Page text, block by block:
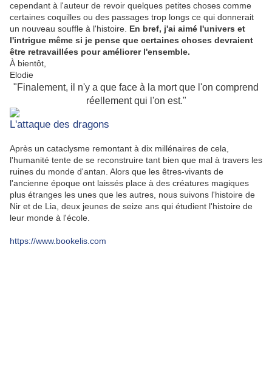
cependant à l'auteur de revoir quelques petites choses comme
certaines coquilles ou des passages trop longs ce qui donnerait
un nouveau souffle à l'histoire. En bref, j'ai aimé l'univers et
l'intrigue même si je pense que certaines choses devraient
être retravaillées pour améliorer l'ensemble.
À bientôt,
Elodie
"Finalement, il n'y a que face à la mort que l'on comprend
réellement qui l'on est."
L'attaque des dragons
Après un cataclysme remontant à dix millénaires de cela,
l'humanité tente de se reconstruire tant bien que mal à travers les
ruines du monde d'antan. Alors que les êtres-vivants de
l'ancienne époque ont laissés place à des créatures magiques
plus étranges les unes que les autres, nous suivons l'histoire de
Nir et de Lia, deux jeunes de seize ans qui étudient l'histoire de
leur monde à l'école.
https://www.bookelis.com